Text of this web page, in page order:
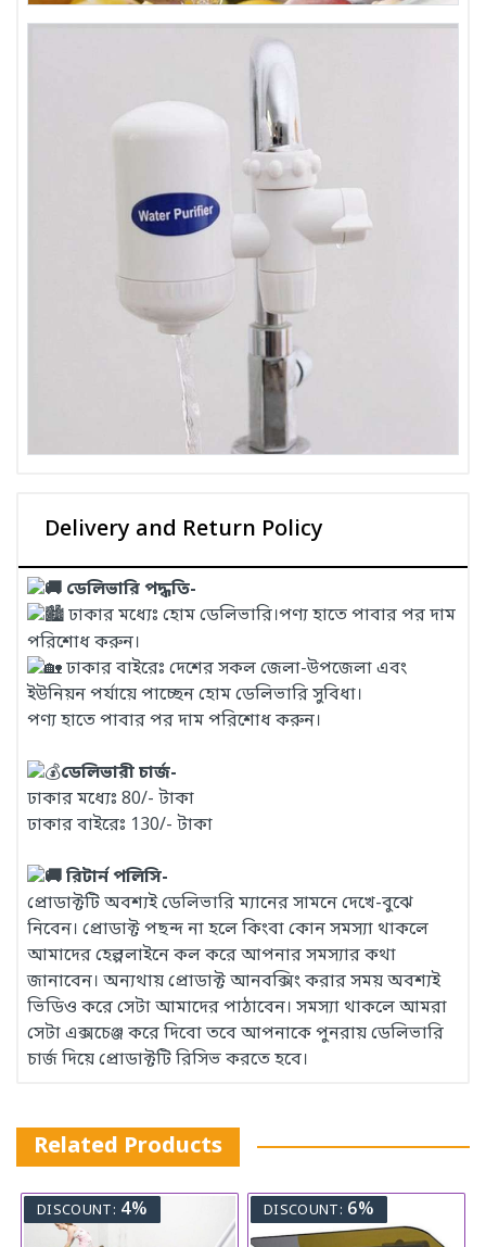
Delivery and Return Policy
ডেলিভারি পদ্ধতি-
ঢাকার মধ্যেঃ হোম ডেলিভারি।পণ্য হাতে পাবার পর দাম
পরিশোধ করুন।
ঢাকার বাইরেঃ দেশের সকল জেলা-উপজেলা এবং
ইউনিয়ন পর্যায়ে পাচ্ছেন হোম ডেলিভারি সুবিধা।
পণ্য হাতে পাবার পর দাম পরিশোধ করুন।
ডেলিভারী চার্জ-
ঢাকার মধ্যেঃ 80/- টাকা
ঢাকার বাইরেঃ 130/- টাকা
রিটার্ন পলিসি-
প্রোডাক্টটি অবশ্যই ডেলিভারি ম্যানের সামনে দেখে-বুঝে
নিবেন। প্রোডাক্ট পছন্দ না হলে কিংবা কোন সমস্যা থাকলে
আমাদের হেল্পলাইনে কল করে আপনার সমস্যার কথা
জানাবেন। অন্যথায় প্রোডাক্ট আনবক্সিং করার সময় অবশ্যই
ভিডিও করে সেটা আমাদের পাঠাবেন। সমস্যা থাকলে আমরা
সেটা এক্সচেঞ্জ করে দিবো তবে আপনাকে পুনরায় ডেলিভারি
চার্জ দিয়ে প্রোডাক্টটি রিসিভ করতে হবে।
Related Products
DISCOUNT: 4% DISCOUNT: 6%